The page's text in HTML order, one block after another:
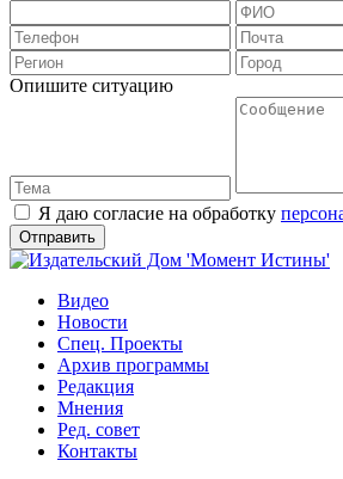
Опишите ситуацию
Я даю согласие на обработку
Видео
Новости
Спец. Проекты
Архив программы
Редакция
Мнения
Ред. совет
Контакты